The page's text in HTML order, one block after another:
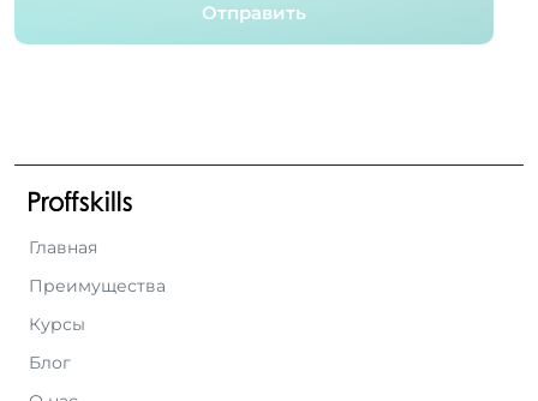
Отправить
Главная
Преимущества
Курсы
Блог